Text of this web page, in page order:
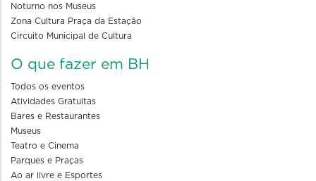
Noturno nos Museus
Zona Cultura Praça da Estação
Circuito Municipal de Cultura
O que fazer em BH
Todos os eventos
Atividades Gratuitas
Bares e Restaurantes
Museus
Teatro e Cinema
Parques e Praças
Ao ar livre e Esportes